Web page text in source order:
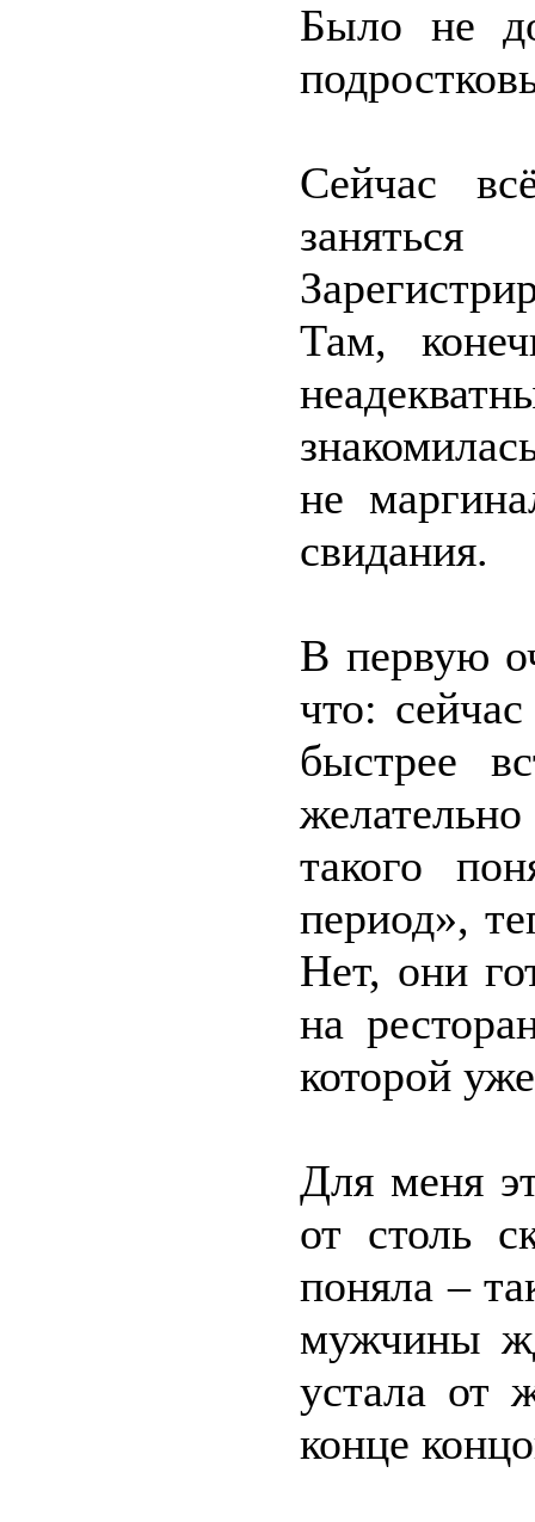
Было не
Сейчас
Там,
не
свидания.
В первую
что:
быстрее
такого
период»,
Нет, они
на
которой
Для меня
от столь
поняла –
мужчины
устала от
конце